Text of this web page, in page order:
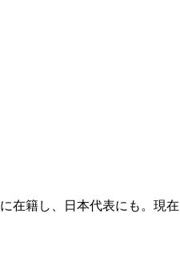
在籍し、日本代表にも。